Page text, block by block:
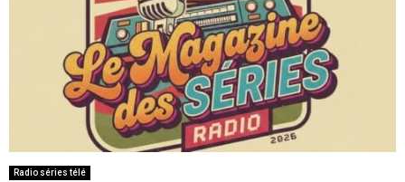
Radio séries télé